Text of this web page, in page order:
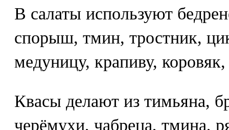
В салаты используют
спорыш, тмин, тростник,
медуницу, крапиву,
Квасы делают из тимьяна,
черёмухи, чабреца, тмина,